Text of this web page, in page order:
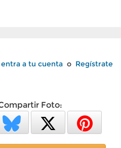
entra a tu cuenta o Regístrate
Foto: